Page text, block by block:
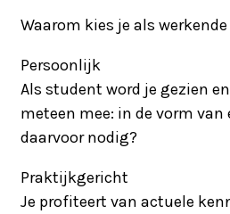
Waarom kies je als
Persoonlijk
Als student word je gezien
meteen mee: in de vorm
daarvoor nodig?
Praktijkgericht
Je profiteert van actuele